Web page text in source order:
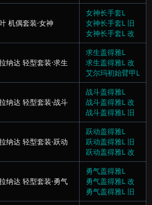
机偶套装·女神
女神长手套L
女神长手套L 旧
女神长手套L 改
纳达 轻型套装·求生
求生盖得雅L
求生盖得雅L 改
艾尔玛初始臂甲L
纳达 轻型套装·战斗
战斗盖得雅L
战斗盖得雅L 改
战斗盖得雅L 旧
纳达 轻型套装·跃动
跃动盖得雅L
跃动盖得雅L 旧
跃动盖得雅L 改
纳达 轻型套装·勇气
勇气盖得雅L
勇气盖得雅L 改
勇气盖得雅L 旧